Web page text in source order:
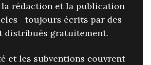
la rédaction et la publication
écrits par des
distribués gratuitement.
et les subventions couvrent